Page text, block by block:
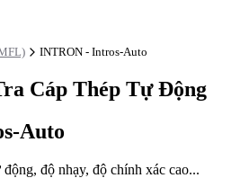
INTRON - Intros-Auto
Cáp Thép Tự Động
Auto
độ nhạy, độ chính xác cao...